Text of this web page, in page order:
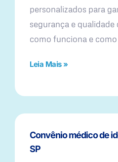
personalizados para
segurança e qualidade
como funciona e
Leia Mais »
Convênio médico de
SP